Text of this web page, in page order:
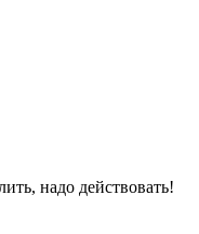
надо действовать!